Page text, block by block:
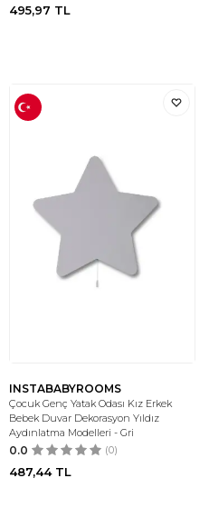
495,97 TL
INSTABABYROOMS
Çocuk Genç Yatak Odası Kız Erkek
Bebek Duvar Dekorasyon Yıldız
Aydınlatma Modelleri - Gri
0.0 (0)
487,44TL